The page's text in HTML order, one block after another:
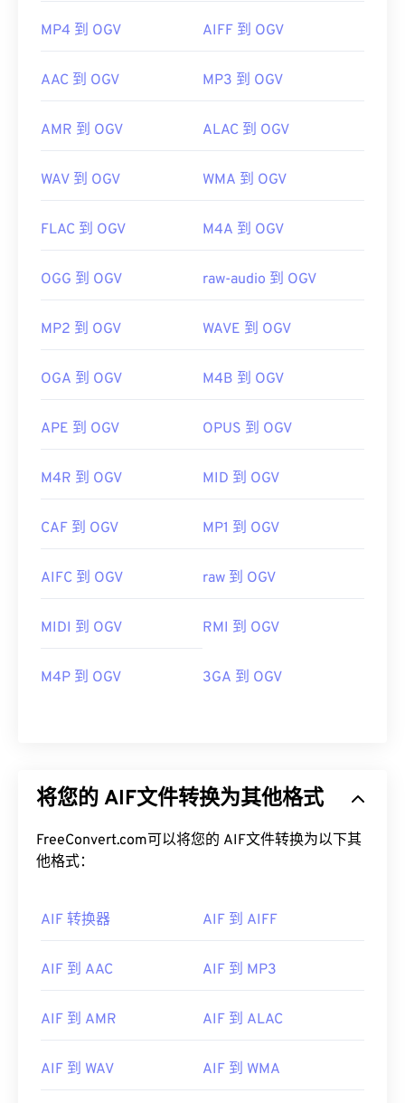
00 00 00
00 00 00
MP4 到 OGV AIFF 到 OGV
AAC 到 OGV MP3 到 OGV
AMR 到 OGV ALAC 到 OGV
WAV 到 OGV WMA 到 OGV
FLAC 到 OGV M4A 到 OGV
OGG 到 OGV raw-audio 到 OGV
MP2 到 OGV WAVE 到 OGV
OGA 到 OGV M4B 到 OGV
APE 到 OGV OPUS 到 OGV
M4R 到 OGV MID 到 OGV
CAF 到 OGV MP1 到 OGV
AIFC 到 OGV raw 到 OGV
MIDI 到 OGV RMI 到 OGV
M4P 到 OGV 3GA 到 OGV
将您的 AIF文件转换为其他格式
FreeConvert.com可以将您的 AIF文件转换为以下其
他格式：
AIF 转换器 AIF 到 AIFF
AIF 到 AAC AIF 到 MP3
AIF 到 AMR AIF 到 ALAC
AIF 到 WAV AIF 到 WMA